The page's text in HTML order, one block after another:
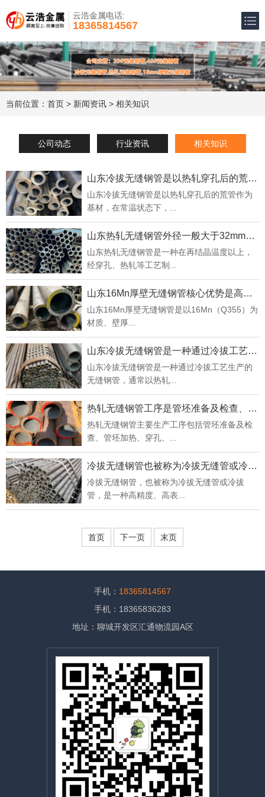
云浩金属电话:
18365814567
当前位置： 首页 > 新闻资讯 > 相关知识
公司动态 行业资讯 相关知识
山东冷拔无缝钢管是以热轧穿孔后的荒管作为基材
山东冷拔无缝钢管是以热轧穿孔后的荒管作为
基材，在常温状态下，...
山东热轧无缝钢管外径一般大于32mm，壁厚在2.5-75mm之间
山东热轧无缝钢管是一种在再结晶温度以上，
经穿孔、热轧等工艺制...
山东16Mn厚壁无缝钢管核心优势是高强度与良好韧性
山东16Mn厚壁无缝钢管是以16Mn（Q355）为
材质、壁厚...
山东冷拔无缝钢管是一种通过冷拔工艺生产的无缝钢管
山东冷拔无缝钢管是一种通过冷拔工艺生产的
无缝钢管，通常以热轧...
热轧无缝钢管工序是管坯准备及检查、再加热、穿孔...
热轧无缝钢管主要生产工序包括管坯准备及检
查、管坯加热、穿孔、...
冷拔无缝钢管也被称为冷拔无缝管或冷拔管
冷拔无缝钢管，也被称为冷拔无缝管或冷拔
管，是一种高精度、高表...
首页 下一页 末页
手机： 18365814567
手机：18365836283
地址：聊城开发区汇通物流园A区